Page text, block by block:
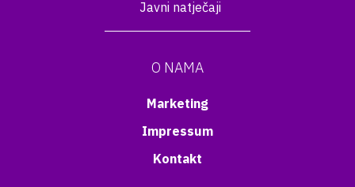
Javni natječaji
O NAMA
Marketing
Impressum
Kontakt